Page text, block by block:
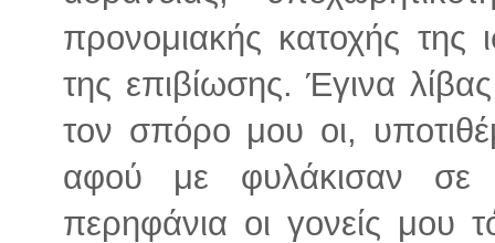
προνομιακής κατοχής της
της επιβίωσης. Έγινα
τον σπόρο μου οι,
αφού με φυλάκισαν σε
περηφάνια οι γονείς μου